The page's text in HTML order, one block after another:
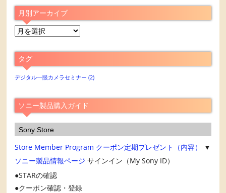
月別アーカイブ
月
ア
ー
カ
ブ
タグ
デジタル一眼カメラセミナー (2)
ソニー製品購入ガイド
Sony Store
Store Member Program クーポン定期プレゼント（内容）
▼
ソニー製品情報ページ サインイン（My Sony ID）
STARの確認
クーポン確認・登録